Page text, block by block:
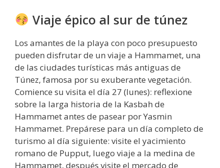
Viaje épico al sur de túnez
Los amantes de la playa con poco presupuesto
pueden disfrutar de un viaje a Hammamet, una
de las ciudades turísticas más antiguas de
Túnez, famosa por su exuberante vegetación.
Comience su visita el día 27 (lunes): reflexione
sobre la larga historia de la Kasbah de
Hammamet antes de pasear por Yasmin
Hammamet. Prepárese para un día completo de
turismo al día siguiente: visite el yacimiento
romano de Pupput, luego viaje a la medina de
Hammamet, después visite el mercado de